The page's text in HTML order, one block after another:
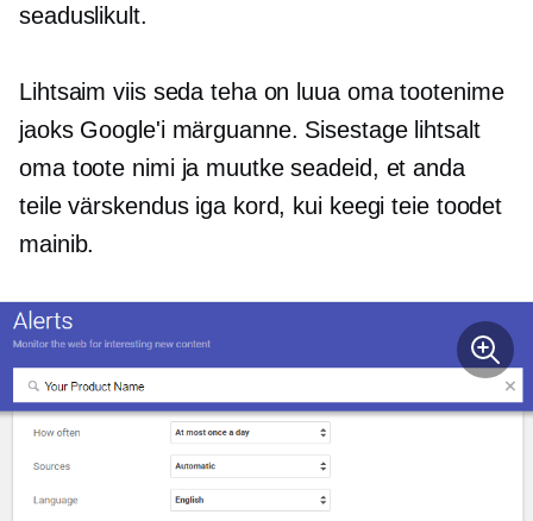
seaduslikult.
Lihtsaim viis seda teha on luua oma tootenime
jaoks Google'i märguanne. Sisestage lihtsalt
oma toote nimi ja muutke seadeid, et anda
teile värskendus iga kord, kui keegi teie toodet
mainib.